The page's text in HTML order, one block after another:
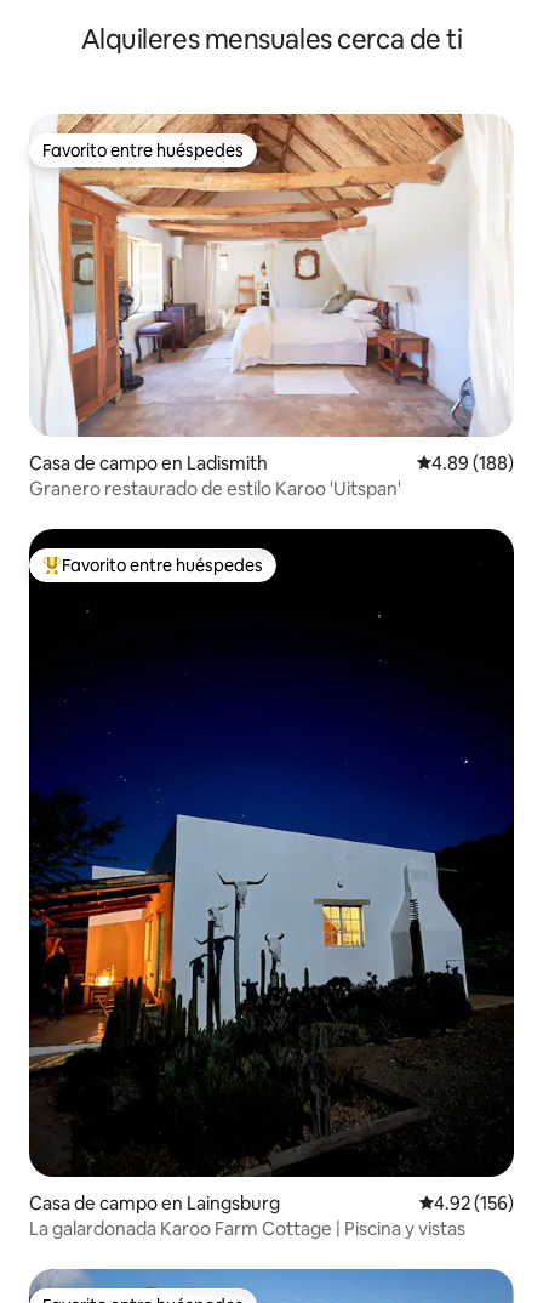
Alquileres mensuales cerca de ti
Favorito entre huéspedes
Favorito entre huéspedes
Casa de campo en Ladismith Calificación
4.89 (188)
Granero restaurado de estilo Karoo 'Uitspan'
Favorito entre huéspedes preferido
Favorito entre huéspedes
Casa de campo en Laingsburg Calificación
4.92 (156)
La galardonada Karoo Farm Cottage | Piscina y vistas